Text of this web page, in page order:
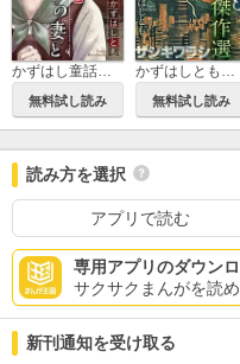
かずはし童話［1話売り］
無料試し読み
かずはしとも傑作選
無料試し読み
読み方を選択
アプリで読む
専用アプリのダウン
サクサクまんがを読め
新刊通知を受け取る